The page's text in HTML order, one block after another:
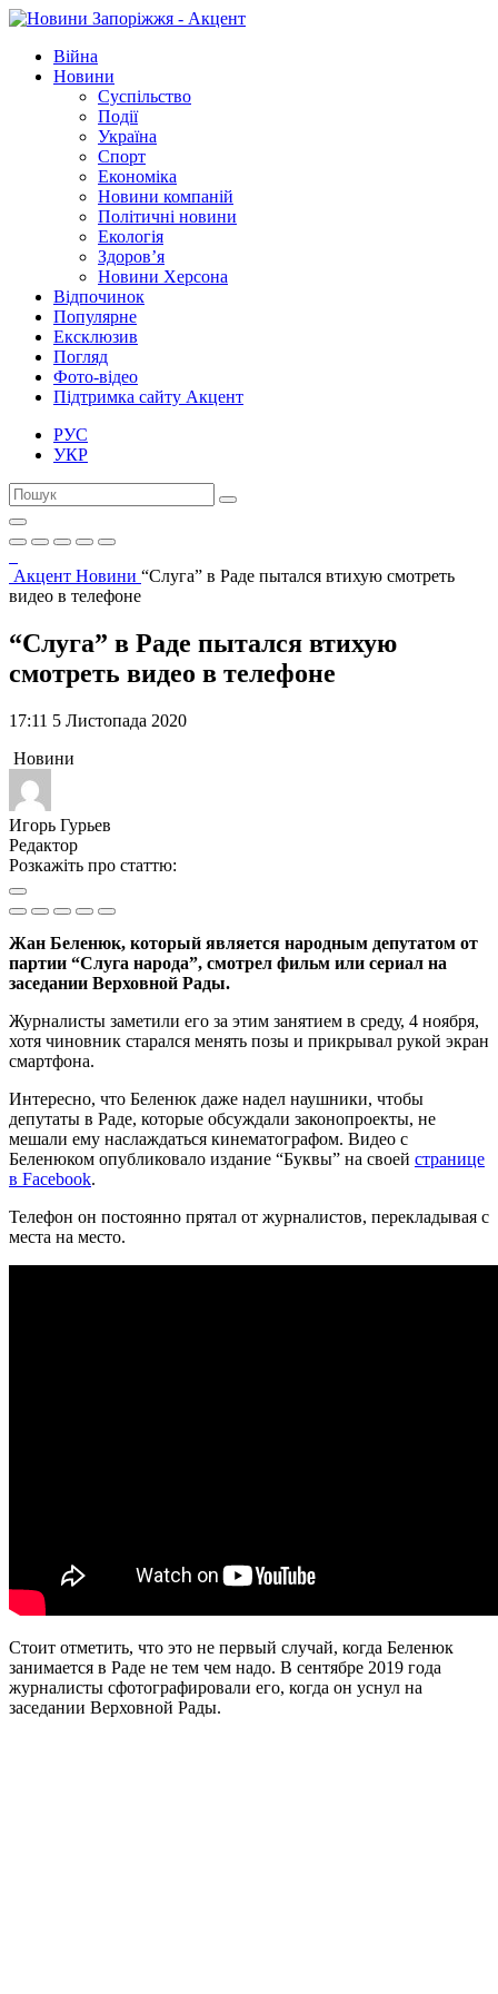
Війна
Новини
Суспільство
Події
Україна
Спорт
Економіка
Новини компаній
Політичні новини
Екологія
Здоров’я
Новини Херсона
Відпочинок
Популярне
Ексклюзив
Погляд
Фото-відео
Підтримка сайту Акцент
РУС
УКР
Акцент Новини “Слуга” в Раде пытался втихую смотреть
видео в телефоне
“Слуга” в Раде пытался втихую
смотреть видео в телефоне
17:11 5 Листопада 2020
Новини
Игорь Гурьев
Редактор
Розкажіть про статтю:
Жан Беленюк, который является народным депутатом от
партии “Слуга народа”, смотрел фильм или сериал на
заседании Верховной Рады.
Журналисты заметили его за этим занятием в среду, 4 ноября,
хотя чиновник старался менять позы и прикрывал рукой экран
смартфона.
Интересно, что Беленюк даже надел наушники, чтобы
депутаты в Раде, которые обсуждали законопроекты, не
мешали ему наслаждаться кинематографом. Видео с
Беленюком опубликовало издание “Буквы” на своей странице
в Facebook.
Телефон он постоянно прятал от журналистов, перекладывая с
места на место.
Стоит отметить, что это не первый случай, когда Беленюк
занимается в Раде не тем чем надо. В сентябре 2019 года
журналисты сфотографировали его, когда он уснул на
заседании Верховной Рады.